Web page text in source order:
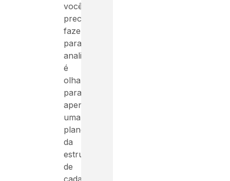
você
precisa
fazer
para
analisar
é
olhar
para
apenas
uma
plano
da
estrutura
de